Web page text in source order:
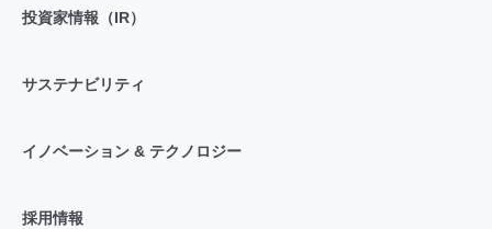
投資家情報（IR）
サステナビリティ
イノベーション & テクノロジー
採用情報